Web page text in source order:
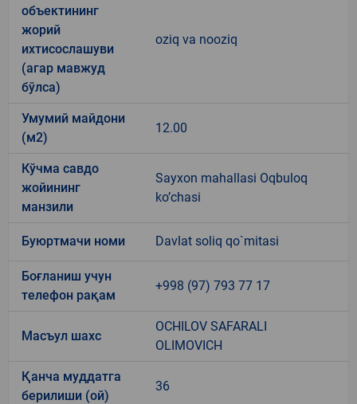
объектининг
жорий
ихтисослашуви
(агар мавжуд
бўлса)
oziq va nooziq
Умумий майдони
(м2)
12.00
Кўчма савдо
жойининг
манзили
Sayxon mahallasi Oqbuloq
ko’chasi
Буюртмачи номи Davlat soliq qo`mitasi
Боғланиш учун
телефон рақам
+998 (97) 793 77 17
Масъул шахс
OCHILOV SAFARALI
OLIMOVICH
Қанча муддатга
берилиши (ой)
36